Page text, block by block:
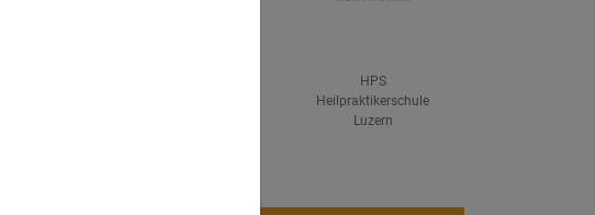
HPS
Heilpraktikerschule
Luzern